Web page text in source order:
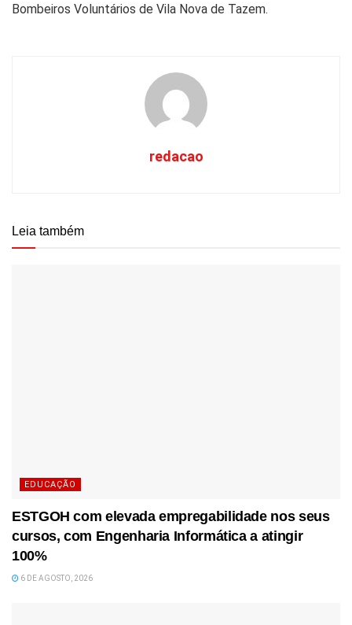
Bombeiros Voluntários de Vila Nova de Tazem.
redacao
Leia também
EDUCAÇÃO
ESTGOH com elevada empregabilidade nos seus
cursos, com Engenharia Informática a atingir
100%
6 DE AGOSTO, 2026